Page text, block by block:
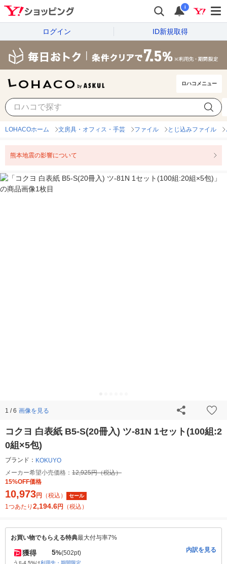
i
ログイン ID新規取得
ロハコメニュー
LOHACOホーム 文房具・オフィス・手芸 ファイル とじ込みファイル
熊本地震の影響について
1 / 6 画像を見る
コクヨ 白表紙 B5-S(20冊入) ツ-81N 1セット(100組:2
0組×5包)
ブランド： KOKUYO
メーカー希望小売価格： 12,925円（税込）
15%OFF価格
10,973円 （税込） セール
1つあたり 2,194.6円 （税込）
お買い物でもらえる特典最大付与率7%
獲得 5%(502pt) 内訳を見る